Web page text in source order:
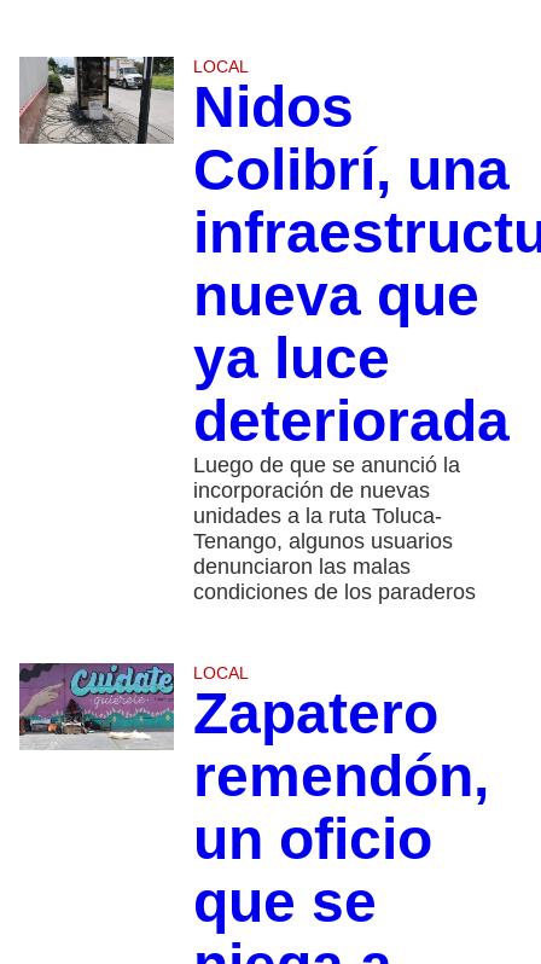
LOCAL
Nidos
Colibrí, una
nueva que
ya luce
deteriorada
Luego de que se anunció la
incorporación de nuevas
unidades a la ruta Toluca-
Tenango, algunos usuarios
denunciaron las malas
condiciones de los paraderos
LOCAL
Zapatero
remendón,
un oficio
que se